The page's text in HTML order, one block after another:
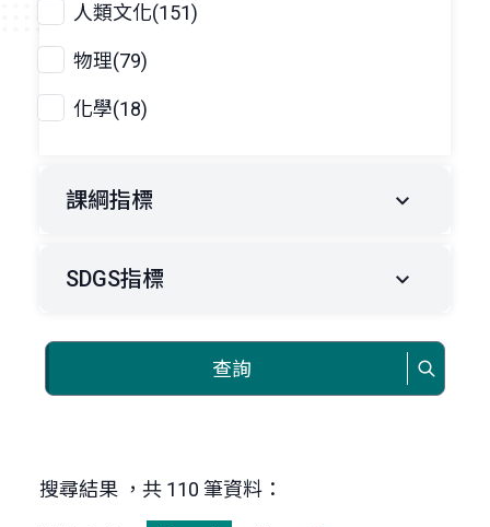
人類文化(151)
物理(79)
化學(18)
課綱指標
SDGS指標
查詢
搜尋結果 ，共 110 筆資料：